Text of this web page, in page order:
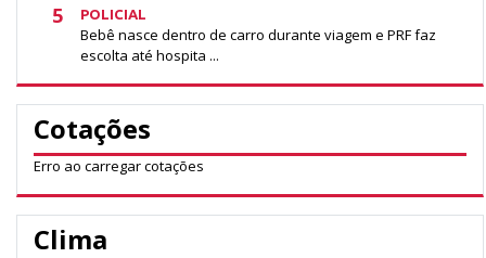
5 POLICIAL
Bebê nasce dentro de carro durante viagem e PRF faz
escolta até hospita ...
Cotações
Erro ao carregar cotações
Clima